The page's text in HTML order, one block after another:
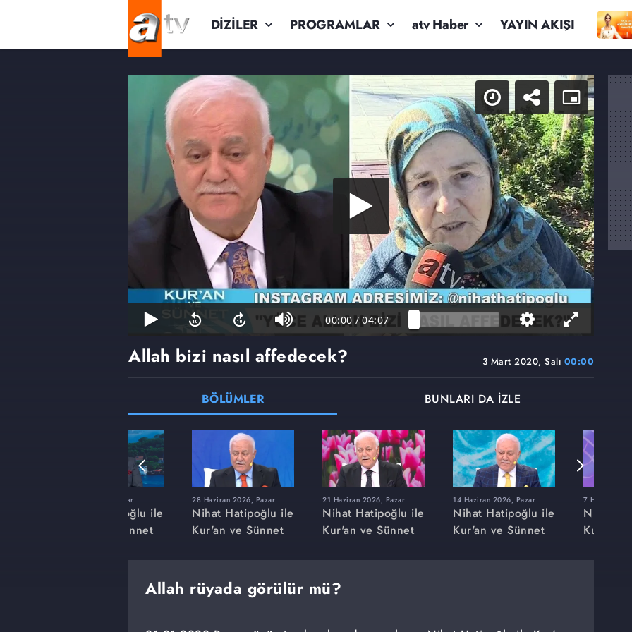
DİZİLER PROGRAMLAR atv Haber YAYIN AKIŞI
00:00 / 04:07
3 Mart 2020, Salı 00:00
Allah bizi nasıl affedecek?
BÖLÜMLER BUNLARI DA İZLE
22 Mart 2026, Pazar
Nihat Hatipoğlu ile
Kur'an ve Sünnet
28 Haziran 2026, Pazar
Nihat Hatipoğlu ile
Kur'an ve Sünnet
21 Haziran 2026, Pazar
Nihat Hatipoğlu ile
Kur'an ve Sünnet
14 Haziran 2026, Pazar
Nihat Hatipoğlu ile
Kur'an ve Sünnet
7 Haziran
Nihat
Kur'an
Allah rüyada görülür mü?